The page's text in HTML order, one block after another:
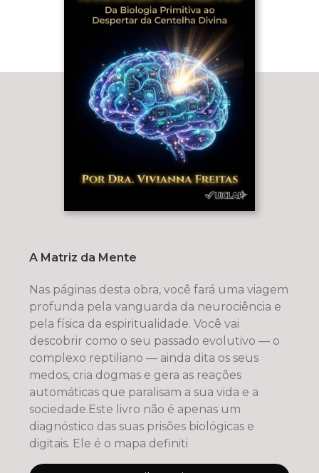
A Matriz da Mente
Nas páginas desta obra, você fará uma viagem
profunda pela vanguarda da neurociência e
pela física da espiritualidade. Você vai
descobrir como o seu passado evolutivo — o
complexo reptiliano — ainda dita os seus
medos, cria dogmas e gera as reações
automáticas que paralisam a sua vida e a
sociedade.Este livro não é apenas um
diagnóstico das suas prisões biológicas e
digitais. Ele é o mapa definiti